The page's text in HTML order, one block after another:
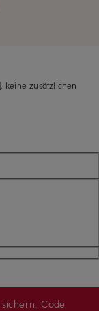
, keine zusätzlichen
Code